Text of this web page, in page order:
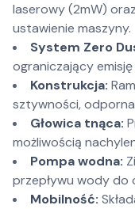
laserowy (2mW)
ustawienie maszyny.
System Zero
ograniczający
Konstrukcja:
sztywności,
Głowica tnąca:
możliwością
Pompa wodna:
przepływu wody do
Mobilność: